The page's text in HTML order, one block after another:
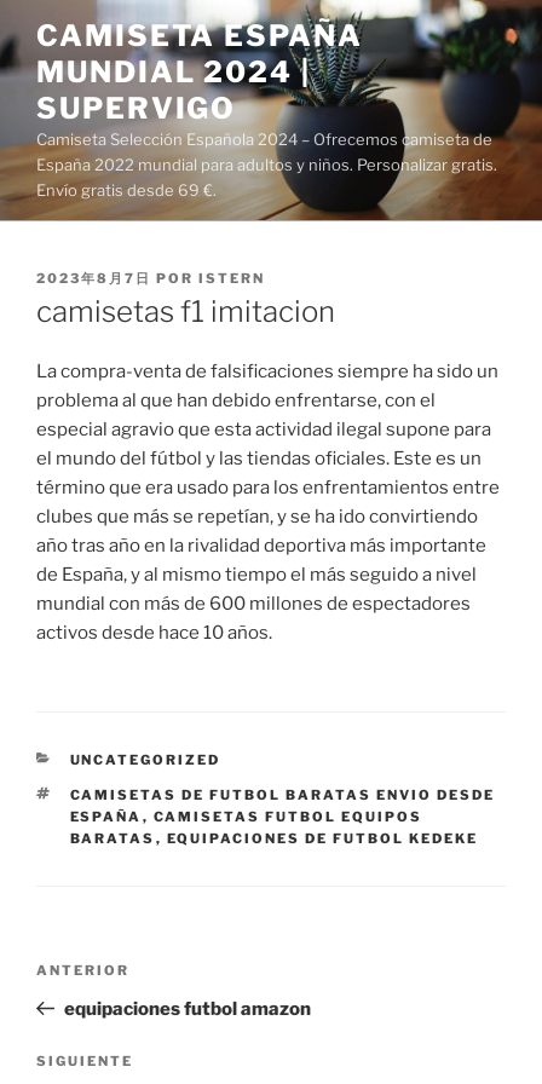
al
contenido
CAMISETA ESPAÑA
MUNDIAL 2024 |
SUPERVIGO
Camiseta Selección Española 2024 – Ofrecemos camiseta de
España 2022 mundial para adultos y niños. Personalizar gratis.
Envío gratis desde 69 €.
PUBLICADO
2023年8月7日 POR ISTERN
camisetas f1 imitacion
La compra-venta de falsificaciones siempre ha sido un
problema al que han debido enfrentarse, con el
especial agravio que esta actividad ilegal supone para
el mundo del fútbol y las tiendas oficiales. Este es un
término que era usado para los enfrentamientos entre
clubes que más se repetían, y se ha ido convirtiendo
año tras año en la rivalidad deportiva más importante
de España, y al mismo tiempo el más seguido a nivel
mundial con más de 600 millones de espectadores
activos desde hace 10 años.
CATEGORÍAS
UNCATEGORIZED
ETIQUETAS
CAMISETAS DE FUTBOL BARATAS ENVIO DESDE
ESPAÑA , CAMISETAS FUTBOL EQUIPOS
BARATAS , EQUIPACIONES DE FUTBOL KEDEKE
entradas
Entrada
anterior:
ANTERIOR
equipaciones futbol amazon
Siguiente
SIGUIENTE